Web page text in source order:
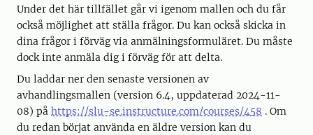
Under det här tillfället går vi igenom mallen och du får
också möjlighet att ställa frågor. Du kan också skicka in
dina frågor i förväg via anmälningsformuläret. Du måste
dock inte anmäla dig i förväg för att delta.
Du laddar ner den senaste versionen av
avhandlingsmallen (version 6.4, uppdaterad 2024-11-
08) på https://slu-se.instructure.com/courses/458 . Om
du redan börjat använda en äldre version kan du